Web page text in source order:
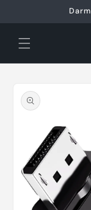
treści
Pomiń,
do
informacji
produkcie